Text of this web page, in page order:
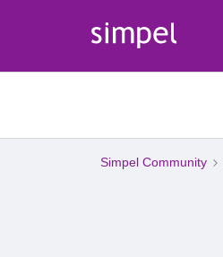
Simpel Community